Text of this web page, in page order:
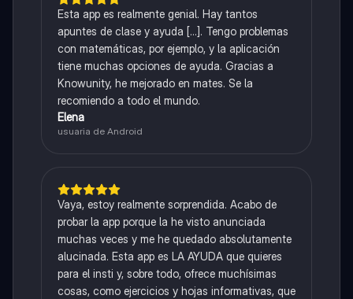
Esta app es realmente genial. Hay tantos
apuntes de clase y ayuda [...]. Tengo problemas
con matemáticas, por ejemplo, y la aplicación
tiene muchas opciones de ayuda. Gracias a
Knowunity, he mejorado en mates. Se la
recomiendo a todo el mundo.
Elena
usuaria de Android
Vaya, estoy realmente sorprendida. Acabo de
probar la app porque la he visto anunciada
muchas veces y me he quedado absolutamente
alucinada. Esta app es LA AYUDA que quieres
para el insti y, sobre todo, ofrece muchísimas
cosas, como ejercicios y hojas informativas, que